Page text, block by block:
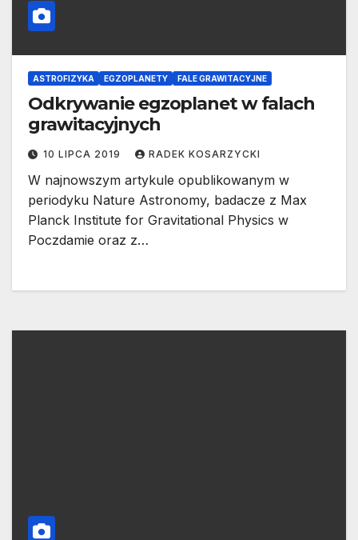
ASTROFIZYKA EGZOPLANETY FALE GRAWITACYJNE
Odkrywanie egzoplanet w falach
grawitacyjnych
10 LIPCA 2019 RADEK KOSARZYCKI
W najnowszym artykule opublikowanym w
periodyku Nature Astronomy, badacze z Max
Planck Institute for Gravitational Physics w
Poczdamie oraz z…